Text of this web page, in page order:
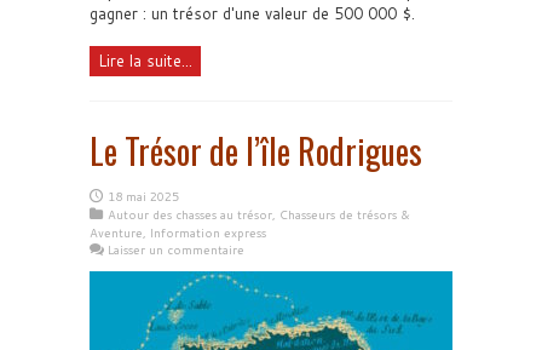
gagner : un trésor d'une valeur de 500 000 $.
Lire la suite...
Le Trésor de l’île Rodrigues
18 mai 2025
Autour des chasses au trésor, Chasseurs de trésors &
Aventure, Information express
Laisser un commentaire